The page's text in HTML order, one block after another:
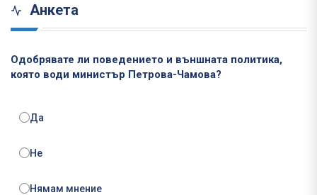
Анкета
Одобрявате ли поведението и външната политика,
която води министър Петрова-Чамова?
Да
Не
Нямам мнение